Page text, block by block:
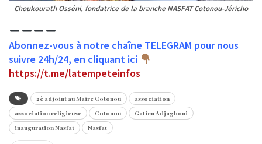
Choukourath Osséni, fondatrice de la branche NASFAT Cotonou-Jéricho
Abonnez-vous à notre chaîne TELEGRAM pour nous
suivre 24h/24, en cliquant ici
https://t.me/latempeteinfos
2è adjoint au Maire Cotonou
association
association religieuse
Cotonou
Gatien Adjagboni
inauguration Nasfat
Nasfat